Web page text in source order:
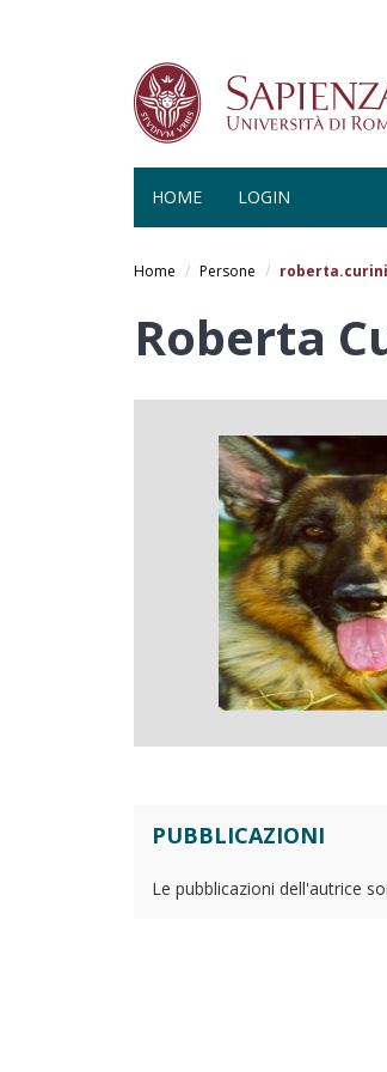
HOME LOGIN
Home Persone
Roberta
PUBBLICAZIONI
Le pubblicazioni dell'autrice